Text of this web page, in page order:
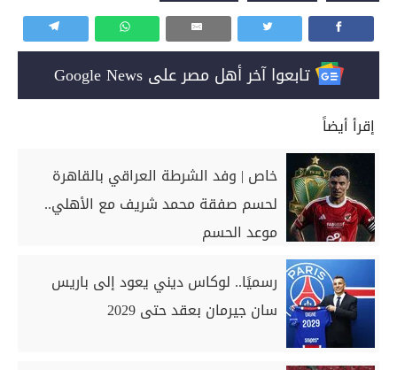
تابعوا آخر أهل مصر على Google News
إقرأ أيضاً
خاص | وفد الشرطة العراقي بالقاهرة
لحسم صفقة محمد شريف مع الأهلي..
موعد الحسم
رسميًا.. لوكاس ديني يعود إلى باريس
سان جيرمان بعقد حتى 2029